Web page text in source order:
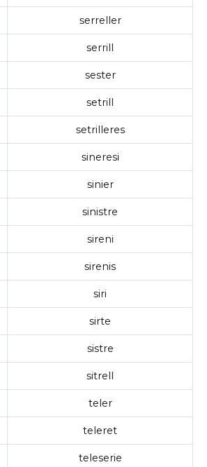
serreller
serrill
sester
setrill
setrilleres
sineresi
sinier
sinistre
sireni
sirenis
siri
sirte
sistre
sitrell
teler
teleret
teleserie